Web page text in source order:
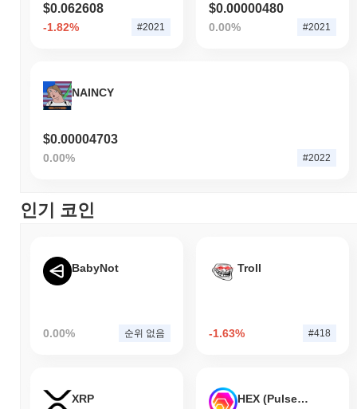
$0.062608
-1.82% #2021
$0.00000480
0.00% #2021
NAINCY
$0.00004703
0.00% #2022
인기 코인
BabyNot
0.00% 순위 없음
Troll
-1.63% #418
XRP HEX (Pulsechain)